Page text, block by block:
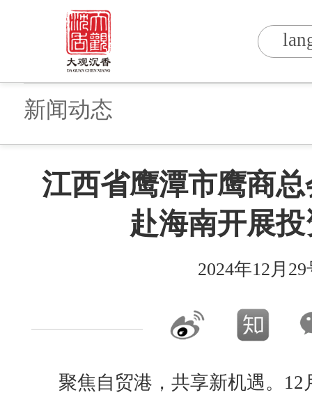
新闻动态
江西省鹰潭市鹰商
赴海南开展
2024年12月 29
聚焦自贸港，共享新机遇。12